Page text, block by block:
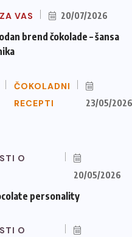
VAS 20/07/2026
brend čokolade – šansa
ČOKOLADNI
RECEPTI
23/05/2026
O
20/05/2026
personality
O